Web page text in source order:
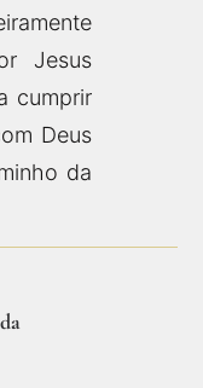
Jesus
cumprir
Deus
da